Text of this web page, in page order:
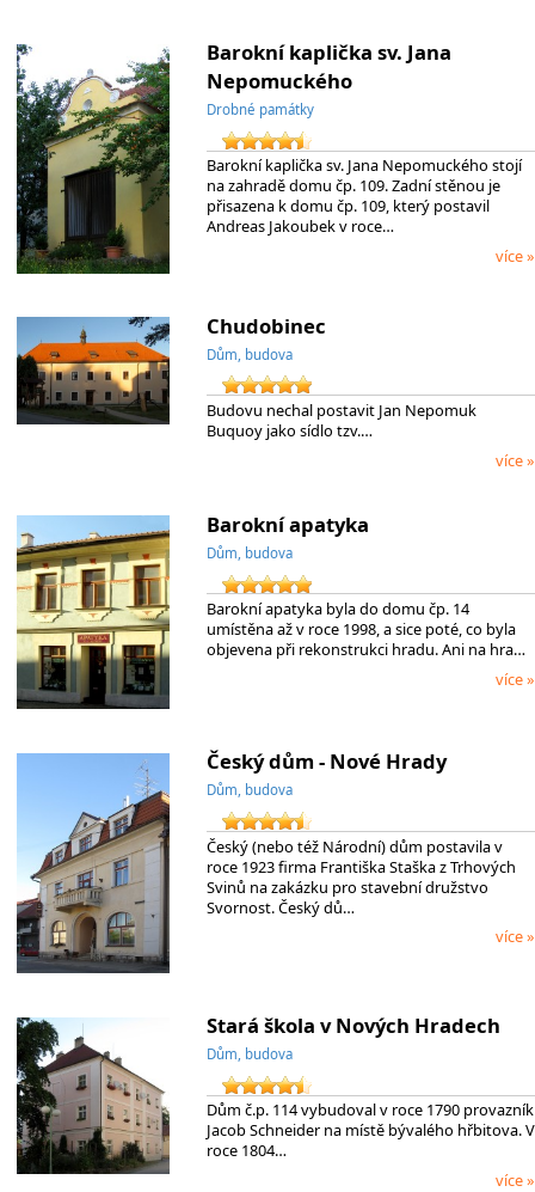
Barokní kaplička sv. Jana
Nepomuckého
Drobné památky
Barokní kaplička sv. Jana Nepomuckého stojí
na zahradě domu čp. 109. Zadní stěnou je
přisazena k domu čp. 109, který postavil
Andreas Jakoubek v roce…
více »
Chudobinec
Dům, budova
Budovu nechal postavit Jan Nepomuk
Buquoy jako sídlo tzv.…
více »
Barokní apatyka
Dům, budova
Barokní apatyka byla do domu čp. 14
umístěna až v roce 1998, a sice poté, co byla
objevena při rekonstrukci hradu. Ani na hra…
více »
Český dům - Nové Hrady
Dům, budova
Český (nebo též Národní) dům postavila v
roce 1923 firma Františka Staška z Trhových
Svinů na zakázku pro stavební družstvo
Svornost. Český dů…
více »
Stará škola v Nových Hradech
Dům, budova
Dům č.p. 114 vybudoval v roce 1790 provazník
Jacob Schneider na místě bývalého hřbitova. V
roce 1804…
více »